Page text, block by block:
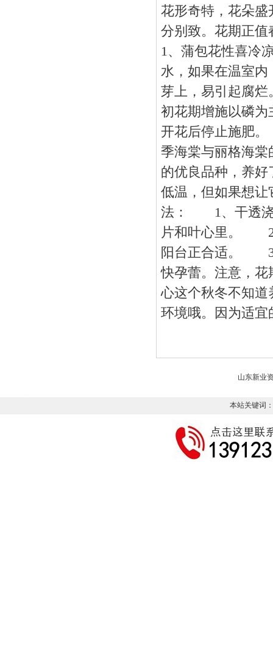
花形奇特，花朵
分别致。花期正
1、蒲包花性喜
水，如果在温室
芽上，易引起腐
初花期增施以磷
开花后停止施肥
季海棠与丽格海
的优良品种，养
低温，但如果想
法： 1、干透浇
片和叶心里。 2
阳台正合适。 3
快孕蕾。注意，
心这个秋冬不知
环境哦。因为适
山东新业
本站关键词：